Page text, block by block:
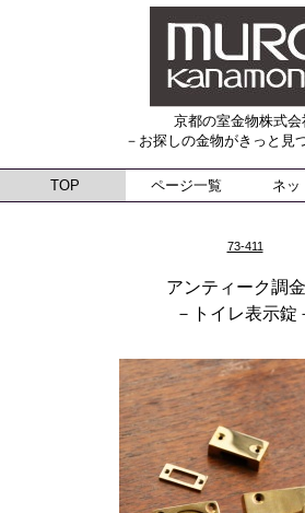
京都の室金物株式会
－お探しの金物がきっと見
TOP ページ一覧 ネッ
73-411
アンティーク調
－トイレ表示錠